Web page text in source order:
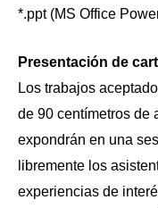
*.ppt (MS Office
Presentación de
Los trabajos
de 90 centímetros de
expondrán en una
libremente los
experiencias de